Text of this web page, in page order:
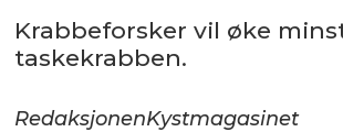
Krabbeforsker vil øke
taskekrabben.
RedaksjonenKystmagasinet